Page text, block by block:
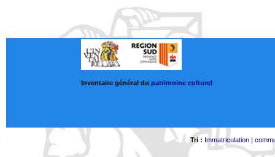
Inventaire général du patrimoine culturel
Tri : Immatriculation|